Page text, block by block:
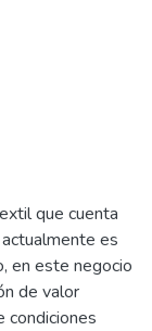
que cuenta
es
en este negocio
de valor
condiciones